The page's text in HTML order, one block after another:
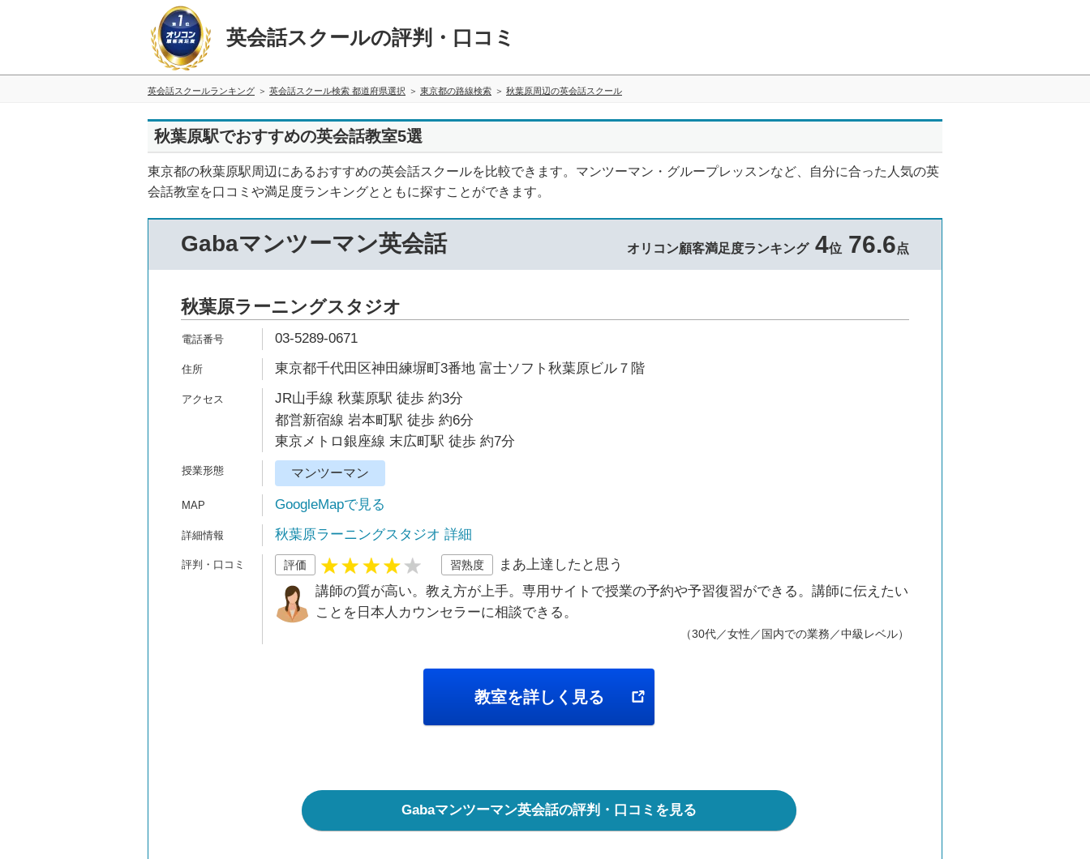
英会話スクールの評判・口コミ
英会話スクールランキング 英会話スクール検索 都道府県選択 東京都の路線検索 秋葉原周辺の英会話スクール
秋葉原駅でおすすめの英会話教室5選
東京都の秋葉原駅周辺にあるおすすめの英会話スクールを比較できます。マンツーマン・グループレッスンなど、自分に合った人気の英
会話教室を口コミや満足度ランキングとともに探すことができます。
Gabaマンツーマン英会話 オリコン顧客満足度ランキング4位 76.6点
秋葉原ラーニングスタジオ
03-5289-0671
東京都千代田区神田練塀町3番地 富士ソフト秋葉原ビル７階
JR山手線 秋葉原駅 徒歩 約3分
都営新宿線 岩本町駅 徒歩 約6分
東京メトロ銀座線 末広町駅 徒歩 約7分
マンツーマン
GoogleMapで見る
秋葉原ラーニングスタジオ 詳細
評価 習熟度
まあ上達したと思う
講師の質が高い。教え方が上手。専用サイトで授業の予約や予習復習ができる。講師に伝えたい
ことを日本人カウンセラーに相談できる。
（30代／女性／国内での業務／中級レベル）
教室を詳しく見る
Gabaマンツーマン英会話の評判・口コミを見る